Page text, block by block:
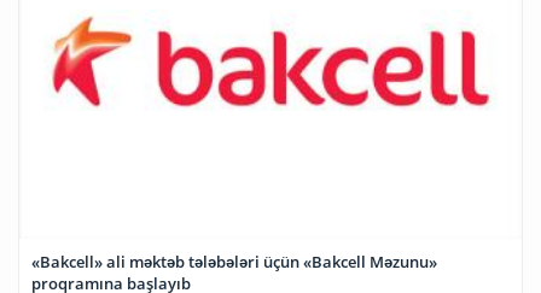
«Bakcell» ali məktəb tələbələri üçün «Bakcell Məzunu»
proqramına başlayıb